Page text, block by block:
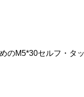
のM5*30セルフ・タ